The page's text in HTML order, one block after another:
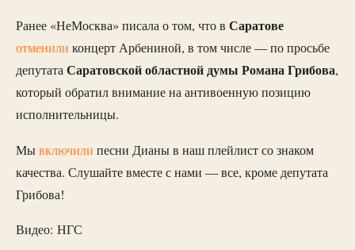
Ранее «НеМосква» писала о том, что в Саратове
отменили концерт Арбениной, в том числе — по просьбе
депутатаСаратовской областной думы Романа Грибова,
который обратил внимание на антивоенную позицию
исполнительницы.
Мывключили песни Дианы в наш плейлист со знаком
качества. Слушайте вместе с нами — все, кроме депутата
Грибова!
Видео: НГС